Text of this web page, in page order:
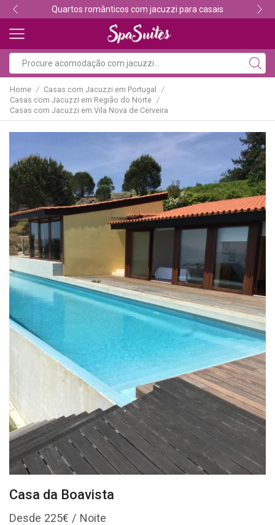
Descubra os melhores alojamentos com jacuzzi
Home / Casas com Jacuzzi em Portugal /
Casas com Jacuzzi em Região do Norte /
Casas com Jacuzzi em Vila Nova de Cerveira
Casa da Boavista
225€